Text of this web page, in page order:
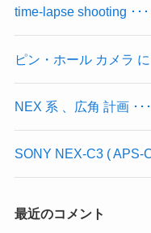
time-lapse shooting ･･
ピン・ホール カメラ
NEX 系 、広角 計画 ･
SONY NEX‐C3 ( APS-
最近のコメント